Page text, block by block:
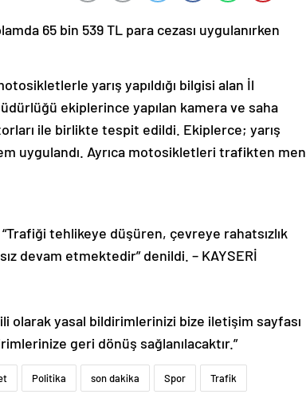
65 bin 539 TL para cezası uygulanırken
yarış yapıldığı bilgisi alan İl
ekiplerince yapılan kamera ve saha
ile birlikte tespit edildi. Ekiplerce; yarış
uygulandı. Ayrıca motosikletleri trafikten men
tehlikeye düşüren, çevreye rahatsızlık
devam etmektedir” denildi. – KAYSERİ
olarak yasal bildirimlerinizi bize iletişim sayfası
geri dönüş sağlanılacaktır.”
Politika son dakika Spor Trafik